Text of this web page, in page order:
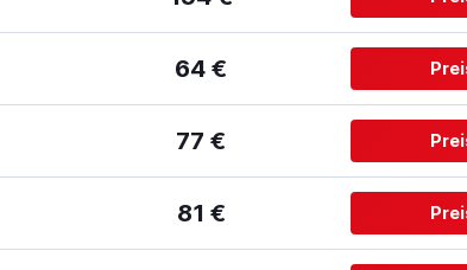
64 €
77 €
81 €